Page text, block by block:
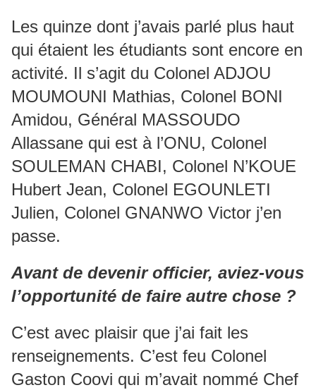
Les quinze dont j’avais parlé plus haut
qui étaient les étudiants sont encore en
activité. Il s’agit du Colonel ADJOU
MOUMOUNI Mathias, Colonel BONI
Amidou, Général MASSOUDO
Allassane qui est à l’ONU, Colonel
SOULEMAN CHABI, Colonel N’KOUE
Hubert Jean, Colonel EGOUNLETI
Julien, Colonel GNANWO Victor j’en
passe.
Avant de devenir officier, aviez-vous
l’opportunité de faire autre chose ?
C’est avec plaisir que j’ai fait les
renseignements. C’est feu Colonel
Gaston Coovi qui m’avait nommé Chef